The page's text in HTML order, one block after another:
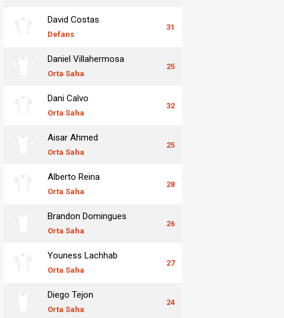
David Costas
Defans
31
Daniel Villahermosa
Orta Saha
25
Dani Calvo
Orta Saha
32
Aisar Ahmed
Orta Saha
25
Alberto Reina
Orta Saha
28
Brandon Domingues
Orta Saha
26
Youness Lachhab
Orta Saha
27
Diego Tejon
Orta Saha
24